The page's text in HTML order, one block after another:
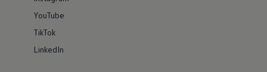
YouTube
TikTok
LinkedIn